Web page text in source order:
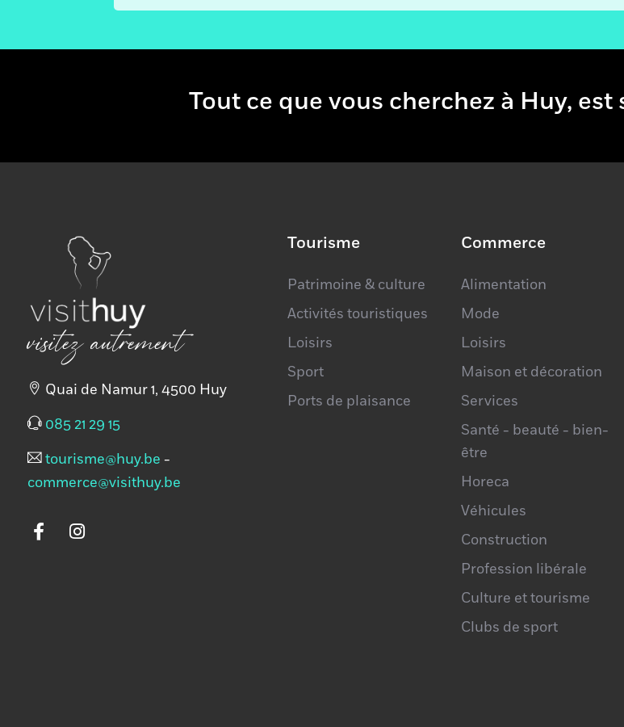
Tout ce que vous cherchez à
visitez autrement
Quai de Namur 1, 4500 Huy
085 21 29 15
tourisme@huy.be -
commerce@visithuy.be
Tourisme
Patrimoine & culture
Activités touristiques
Loisirs
Sport
Ports de plaisance
Commerce
Alimentation
Mode
Loisirs
Maison et décoration
Services
Santé - beauté - bien-
être
Horeca
Véhicules
Construction
Profession libérale
Culture et tourisme
Clubs de sport